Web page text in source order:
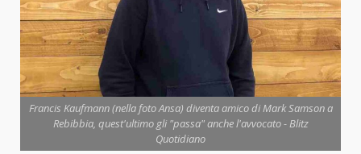
Francis Kaufmann (nella foto Ansa) diventa amico di Mark Samson a
Rebibbia, quest'ultimo gli "passa" anche l'avvocato - Blitz
Quotidiano